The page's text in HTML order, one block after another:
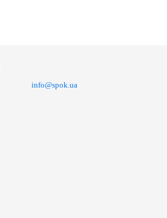
info@spok.ua